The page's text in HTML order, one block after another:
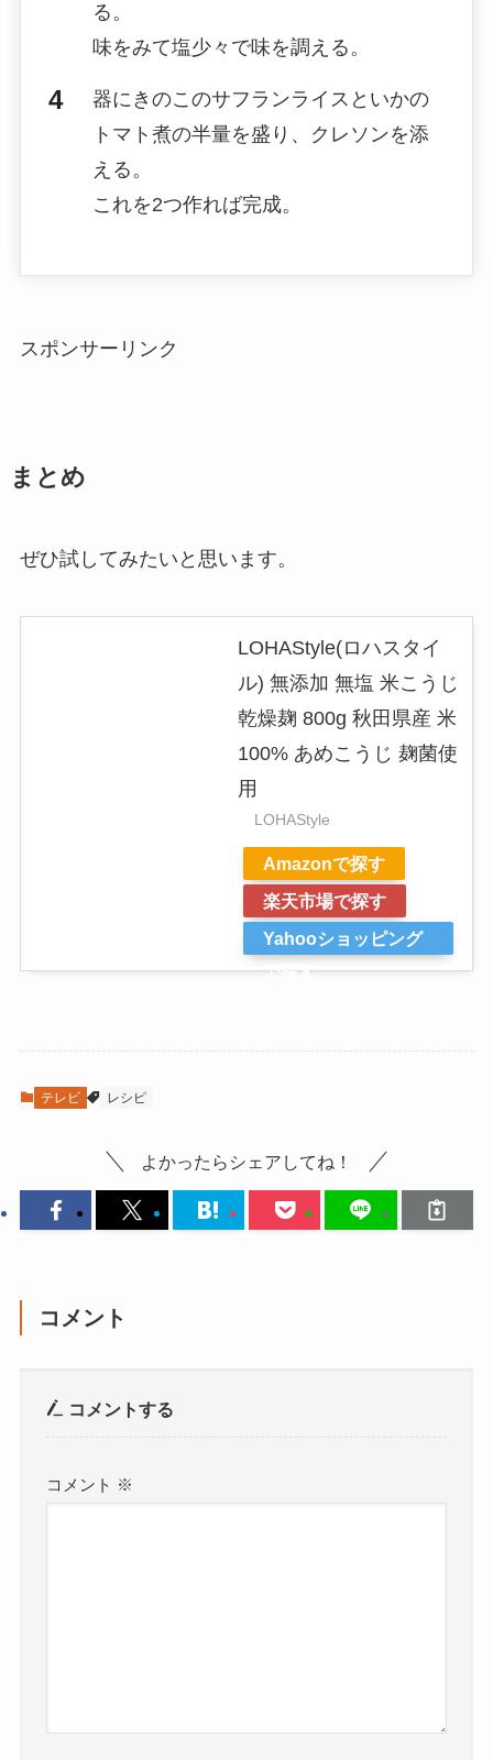
る。
味をみて塩少々で味を調える。
器にきのこのサフランライスといかの
トマト煮の半量を盛り、クレソンを添
える。
これを2つ作れば完成。
スポンサーリンク
まとめ
ぜひ試してみたいと思います。
LOHAStyle(ロハスタイ
ル) 無添加 無塩 米こうじ
乾燥麹 800g 秋田県産 米
100% あめこうじ 麹菌使
用
LOHAStyle
Amazonで探す
楽天市場で探す
Yahooショッピング
で探す
テレビ レシピ
よかったらシェアしてね！
コメント
コメントする
コメント ※